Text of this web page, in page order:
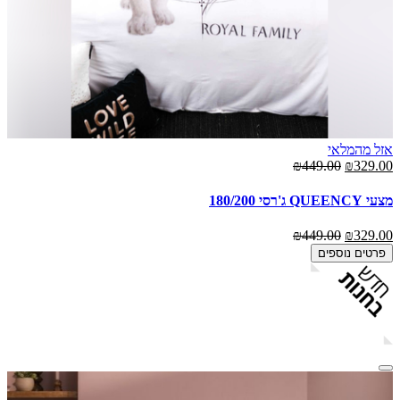
אזל מהמלאי
₪329.00
₪449.00
מצעי QUEENCY ג'רסי 180/200
₪329.00
₪449.00
פרטים נוספים